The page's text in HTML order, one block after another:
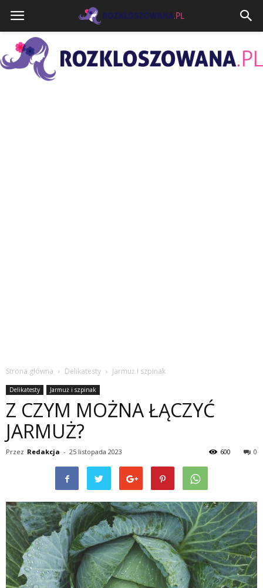
Strona główna Delikatesty Jarmuż i szpinak
Delikatesty Jarmuż i szpinak
Z CZYM MOŻNA ŁĄCZYĆ
JARMUŻ?
Przez Redakcja - 25 listopada 2023 0
600